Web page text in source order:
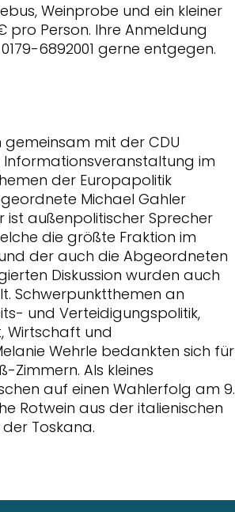
Weinprobe und ein kleiner
pro Person. Ihre Anmeldung
6892001 gerne entgegen.
mit der CDU
im
der Europapolitik
Michael Gahler
ist außenpolitischer Sprecher
die größte Fraktion im
der auch die Abgeordneten
Diskussion wurden auch
Schwerpunktthemen an
und Verteidigungspolitik,
Wirtschaft und
Wehrle bedankten sich für
Zimmern. Als kleines
auf einen Wahlerfolg am 9.
Rotwein aus der italienischen
Toskana.